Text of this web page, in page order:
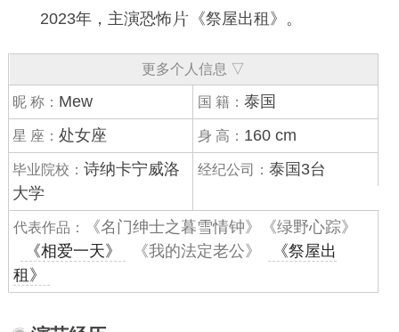
2023年，主演恐怖
《祭屋出租》。
更多个人信息 ▽
昵 称： Mew 国 籍： 泰国
星 座：处女座 身 高： 160 cm
毕业院校：诗纳卡宁威洛
大学
经纪公司： 泰国3台
代表作品：
《名门绅士之暮雪情钟》《绿野心踪》
《相爱一天》
《我的法定老公》
《祭屋出
租》